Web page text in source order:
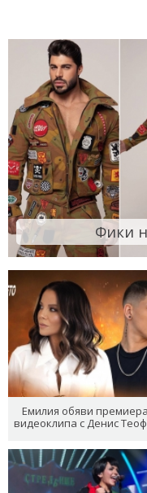
Фики
Емилия обяви
видеоклипа с Денис